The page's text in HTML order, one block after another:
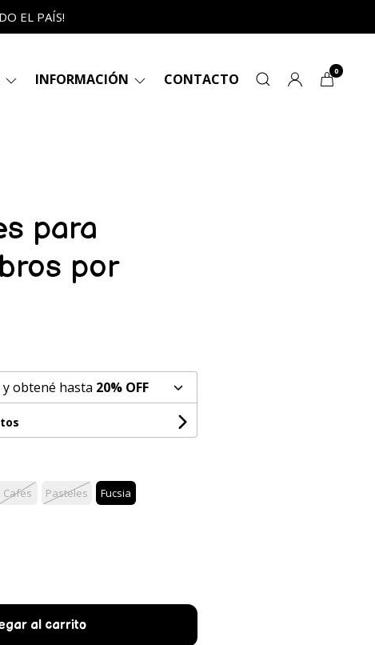
EL PAÍS!
INFORMACIÓN CONTACTO 0
para
por
obtené hasta 20% OFF
Cafes Pasteles Fucsia
al carrito